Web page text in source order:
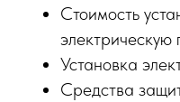
Стоимость
электрическую
Установка
Средства